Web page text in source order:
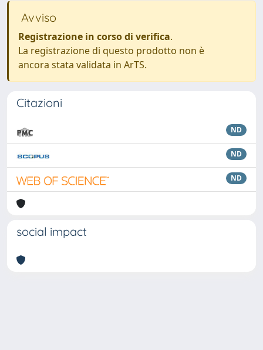
Avviso
Registrazione in corso di verifica.
La registrazione di questo prodotto non è
ancora stata validata in ArTS.
Citazioni
ND
ND
ND
social impact